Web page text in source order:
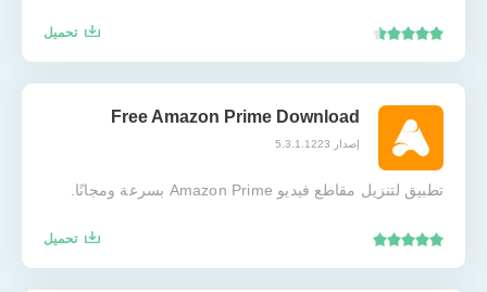
تحميل
Free Amazon Prime Download
إصدار 5.3.1.1223
تطبيق لتنزيل مقاطع فيديو Amazon Prime بسرعة ومجانًا.
تحميل